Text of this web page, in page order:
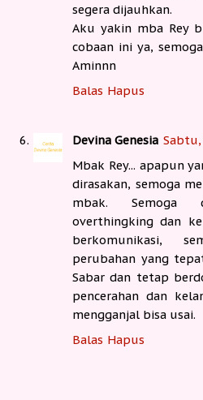
segera dijauhkan.
Aku yakin mba Rey
cobaan ini ya,
Aminnn
Balas Hapus
Devina Genesia
Mbak Rey... apapun
dirasakan, semoga
mbak. Semoga
overthingking dan
berkomunikasi,
perubahan yang
Sabar dan tetap
pencerahan dan
mengganjal bisa usai.
Balas Hapus